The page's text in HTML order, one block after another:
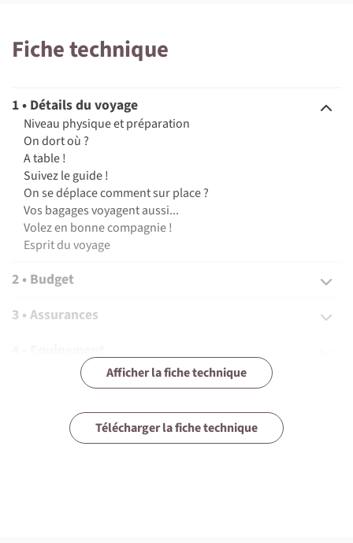
Fiche technique
1 • Détails du voyage
Niveau physique et préparation
On dort où ?
A table !
Suivez le guide !
On se déplace comment sur place ?
Vos bagages voyagent aussi...
Volez en bonne compagnie !
Esprit du voyage
2 • Budget
3 • Assurances
5 • Formalités et santé
6 • Le pays
Afficher la fiche technique
Télécharger la fiche technique